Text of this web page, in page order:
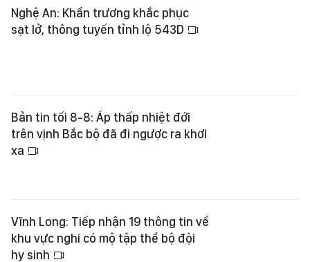
Nghệ An: Khẩn trương khắc phục
sạt lở, thông tuyến tỉnh lộ 543D
Bản tin tối 8-8: Áp thấp nhiệt đới
trên vịnh Bắc bộ đã đi ngược ra khơi
xa
Vĩnh Long: Tiếp nhận 19 thông tin về
khu vực nghi có mộ tập thể bộ đội
hy sinh